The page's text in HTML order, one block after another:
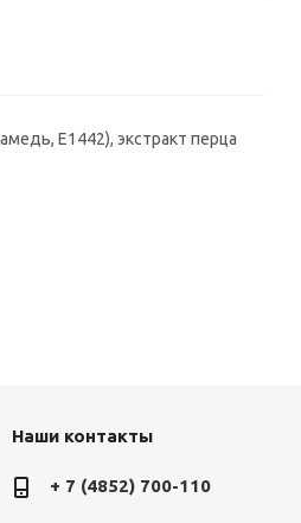
Е1442), экстракт перца
Наши контакты
+ 7 (4852) 700-110